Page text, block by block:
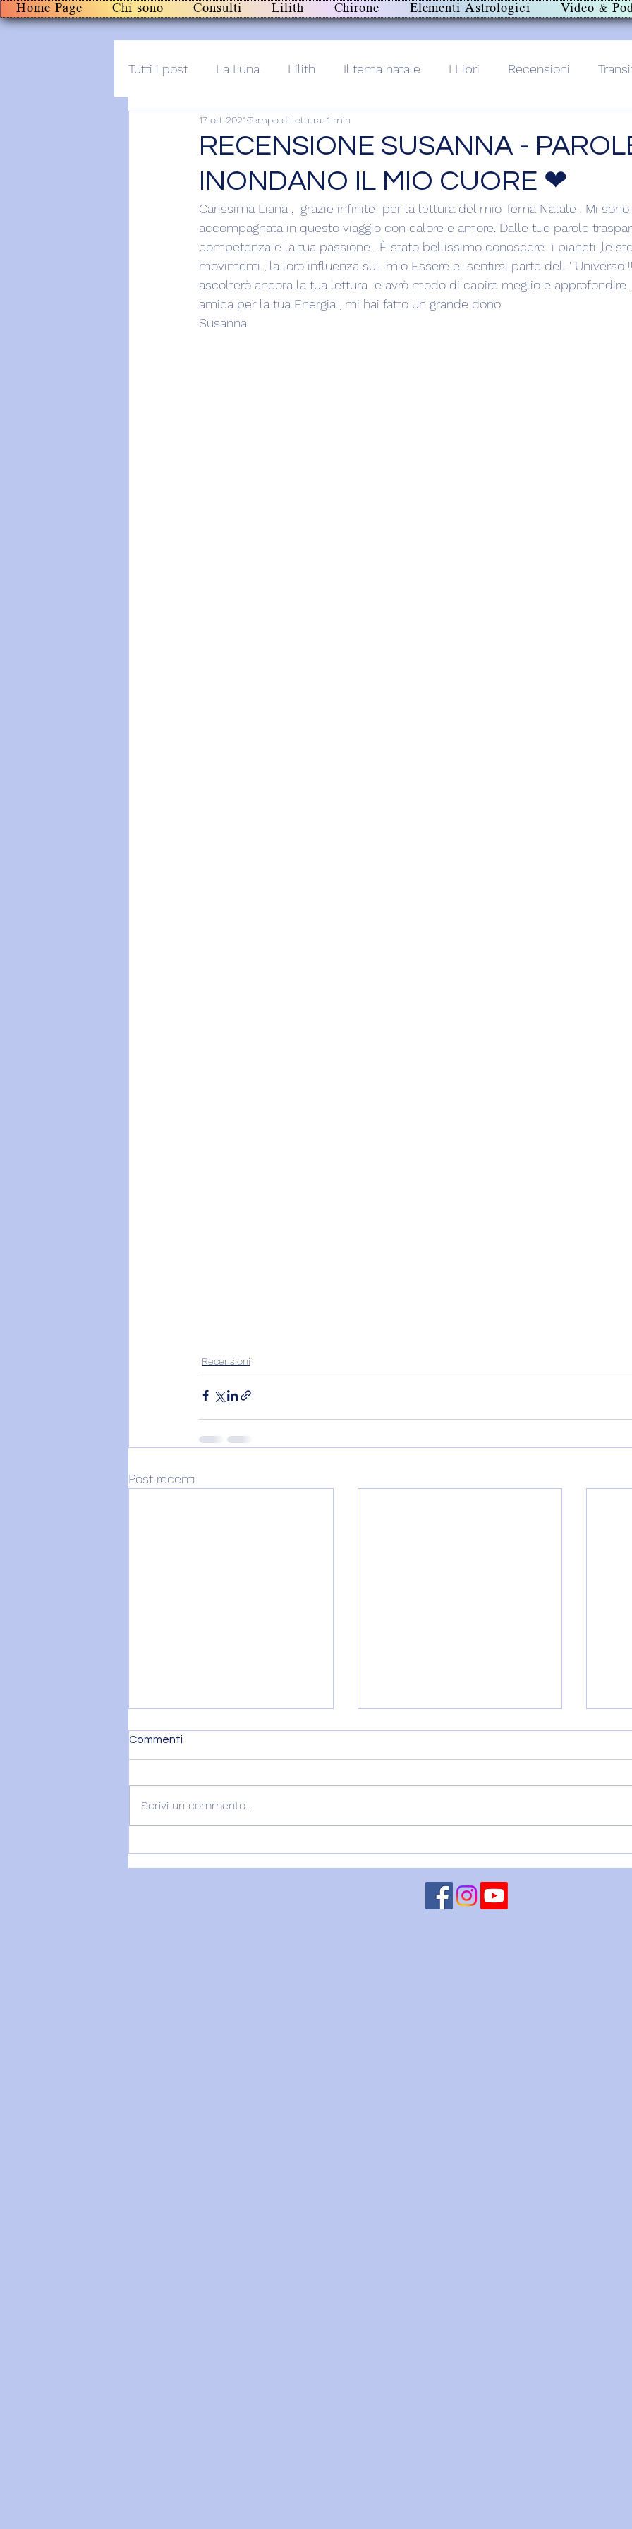
Home Page Chi sono Consulti Lilith Chirone Elementi Astrologici Video &
Tutti i post La Luna Lilith Il tema natale I Libri Recensioni
Post+audio Lilith+
RECENSIONE SUSANNA -
INONDANO IL MIO CUORE ❤
17 ott 2021Tempo di lettura: 1 min
Carissima Liana ,  grazie infinite  per la lettura del mio Tema Natale . Mi
accompagnata in questo viaggio con calore e amore. Dalle tue parole
competenza e la tua passione . È stato bellissimo conoscere  i pianeti ,le
movimenti , la loro influenza sul  mio Essere e  sentirsi parte dell ' Universo
ascolterò ancora la tua lettura  e avrò modo di capire meglio e approfondire
amica per la tua Energia , mi hai fatto un grande dono
Susanna
Recensioni
Post recenti
Recensione Erika..
Commenti
Scrivi un commento...